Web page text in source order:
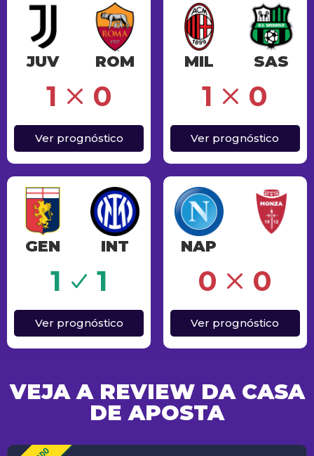
JUV ROM
1 0
Ver prognóstico
MIL SAS
1
Erro 0
Ver prognóstico
GEN INT
1 1
Ver prognóstico
NAP
0
Erro 0
Ver prognóstico
VEJA A REVIEW DA CASA
DE APOSTA